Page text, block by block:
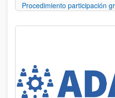
Procedimiento participación